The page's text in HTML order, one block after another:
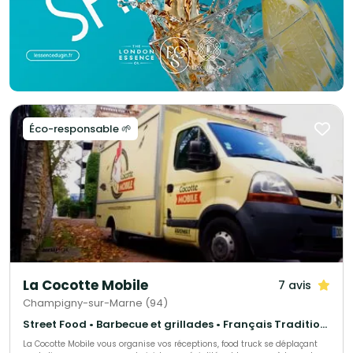
Éco-responsable 🌱
La Cocotte Mobile 7 avis
Champigny-sur-Marne (94)
Street Food • Barbecue et grillades • Français Traditionnel
La Cocotte Mobile vous organise vos réceptions, food truck se déplaçant